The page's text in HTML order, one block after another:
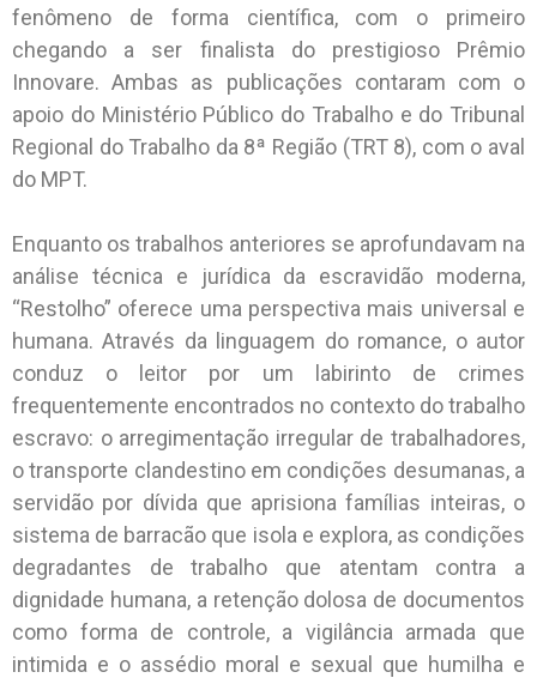
fenômeno de forma científica, com o primeiro
chegando a ser finalista do prestigioso Prêmio
Innovare. Ambas as publicações contaram com o
apoio do Ministério Público do Trabalho e do Tribunal
Regional do Trabalho da 8ª Região (TRT 8), com o aval
do MPT.
Enquanto os trabalhos anteriores se aprofundavam na
análise técnica e jurídica da escravidão moderna,
“Restolho” oferece uma perspectiva mais universal e
humana. Através da linguagem do romance, o autor
conduz o leitor por um labirinto de crimes
frequentemente encontrados no contexto do trabalho
escravo: o arregimentação irregular de trabalhadores,
o transporte clandestino em condições desumanas, a
servidão por dívida que aprisiona famílias inteiras, o
sistema de barracão que isola e explora, as condições
degradantes de trabalho que atentam contra a
dignidade humana, a retenção dolosa de documentos
como forma de controle, a vigilância armada que
intimida e o assédio moral e sexual que humilha e